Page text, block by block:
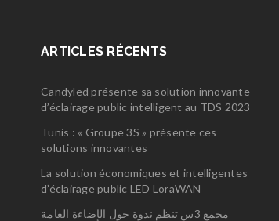
ARTICLES RÉCENTS
Candyled présente sa solution innovante
d’éclairage public intelligent au TDS 2023
Tunis : « Groupe 3S » présente ces
solutions innovantes
La solution économiques et intelligentes
d’éclairage public LED LoraWAN
مجمع 3س تنظم ندوة حول الإضاءة العامة